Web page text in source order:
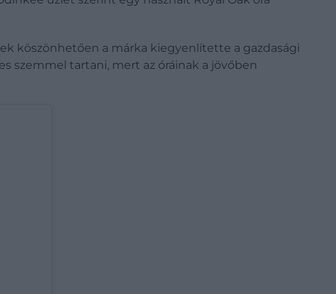
köszönhetően a márka kiegyenlítette a gazdasági
szemmel tartani, mert az óráinak a jövőben